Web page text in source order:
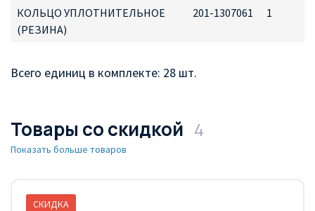
КОЛЬЦО УПЛОТНИТЕЛЬНОЕ
(РЕЗИНА)
201-1307061 1
Всего единиц в комплекте: 28 шт.
Товары со скидкой 4
Показать больше товаров
СКИДКА